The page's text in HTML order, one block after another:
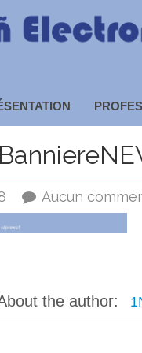
Aucun
the author: